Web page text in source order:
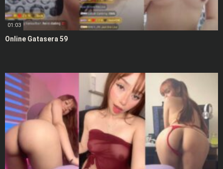
01:03
Online Gatasera 59